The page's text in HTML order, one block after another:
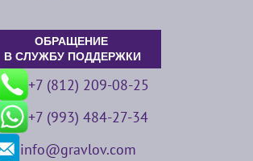
ОБРАЩЕНИЕ
В СЛУЖБУ ПОДДЕРЖКИ
+7 (812) 209-08-25
+7 (993) 484-27-34
info@gravlov.com